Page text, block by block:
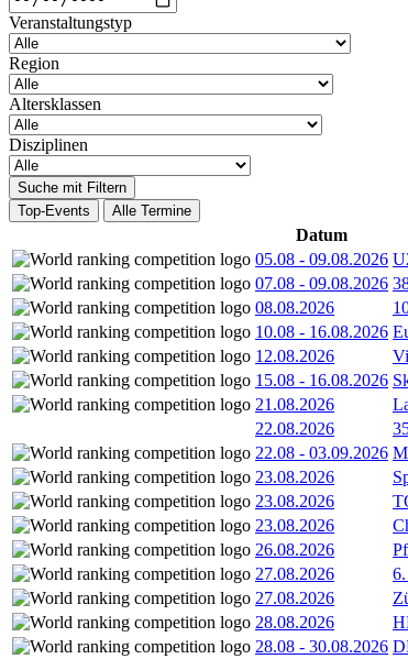
Veranstaltungstyp
Region
Altersklassen
Disziplinen
Suche mit Filtern
Top-Events
Alle Termine
Datum
05.08 - 09.08.2026
07.08 - 09.08.2026
08.08.2026
10.08 - 16.08.2026
12.08.2026
15.08 - 16.08.2026
21.08.2026
22.08.2026
22.08 - 03.09.2026
23.08.2026
23.08.2026
23.08.2026
26.08.2026
27.08.2026
27.08.2026
28.08.2026
28.08 - 30.08.2026